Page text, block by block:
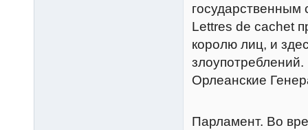
Lettres de cachet
королю лиц, и
Орлеанские
Парламент. Во